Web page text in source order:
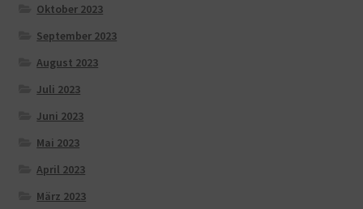
Oktober 2023
September 2023
August 2023
Juli 2023
Juni 2023
Mai 2023
April 2023
März 2023